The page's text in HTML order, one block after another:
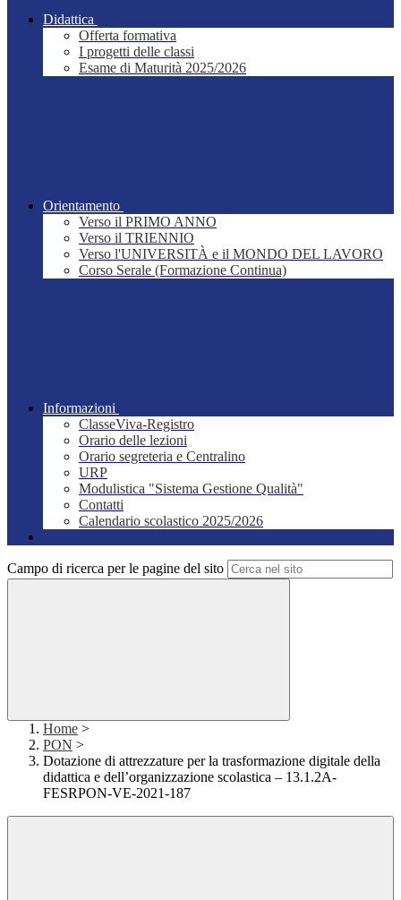
Didattica
Offerta formativa
I progetti delle classi
Esame di Maturità 2025/2026
Orientamento
Verso il PRIMO ANNO
Verso il TRIENNIO
Verso l'UNIVERSITÀ e il MONDO DEL LAVORO
Corso Serale (Formazione Continua)
Informazioni
ClasseViva-Registro
Orario delle lezioni
Orario segreteria e Centralino
URP
Modulistica "Sistema Gestione Qualità"
Contatti
Calendario scolastico 2025/2026
Campo di ricerca per le pagine del sito
Home >
PON >
Dotazione di attrezzature per la trasformazione digitale della
didattica e dell’organizzazione scolastica – 13.1.2A-
FESRPON-VE-2021-187